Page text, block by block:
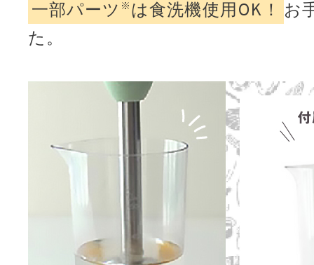
一部パーツ ※ は食洗機使用OK！ お
た。